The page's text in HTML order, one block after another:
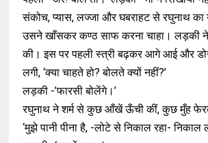
संकोच, प्यास, लज्जा और घबराहट से रघुनाथ का
उसने खाँसकर कण्ठ साफ करना चाहा। लड़की ने
की। इस पर पहली स्त्री बढ़कर आगे आई और
लगी, ‘क्या चाहते हो? बोलते क्यों नहीं?’
लड़की -’फारसी बोलेंगे।’
रघुनाथ ने शर्म से कुछ आँखें ऊँची कीं, कुछ मुँह
‘मुझे पानी पीना है, -लोटे से निकाल रहा- निकाल